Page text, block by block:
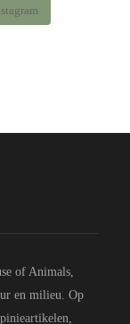
of Animals,
en milieu. Op